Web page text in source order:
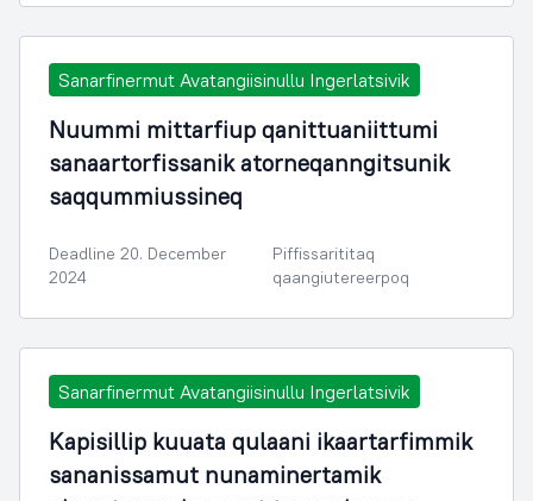
Sanarfinermut Avatangiisinullu Ingerlatsivik
Nuummi mittarfiup qanittuaniittumi
sanaartorfissanik atorneqanngitsunik
saqqummiussineq
Deadline 20. December
2024
Piffissarititaq
qaangiutereerpoq
Sanarfinermut Avatangiisinullu Ingerlatsivik
Kapisillip kuuata qulaani ikaartarfimmik
sananissamut nunaminertamik